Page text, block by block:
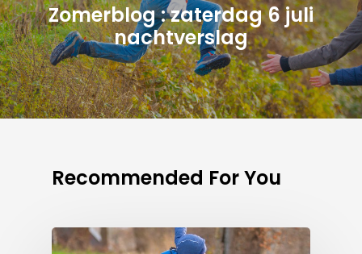
Zomerblog : zaterdag 6 juli
nachtverslag
Recommended For You